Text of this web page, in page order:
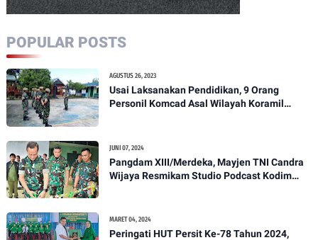
POPULAR POSTS
AGUSTUS 26, 2023
Usai Laksanakan Pendidikan, 9 Orang
Personil Komcad Asal Wilayah Koramil
JUNI 07, 2024
Pangdam XIII/Merdeka, Mayjen TNI Candra
Wijaya Resmikam Studio Podcast Kodim
MARET 04, 2024
Peringati HUT Persit Ke-78 Tahun 2024,